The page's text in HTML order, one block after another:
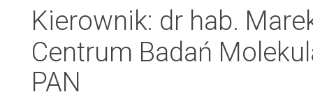
Kierownik: dr hab.
Centrum Badań
PAN